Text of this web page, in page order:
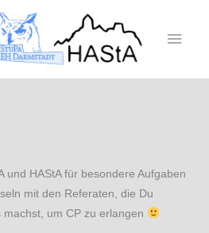
und HAStA für besondere Aufgaben
mit den Referaten, die Du
um CP zu erlangen